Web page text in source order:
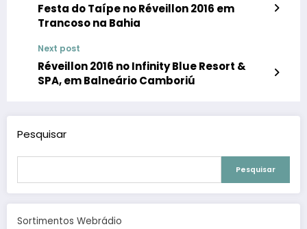
Festa do Taípe no Réveillon 2016 em
Trancoso na Bahia
Next post
Réveillon 2016 no Infinity Blue Resort &
SPA, em Balneário Camboriú
Pesquisar
Pesquisar
Sortimentos Webrádio